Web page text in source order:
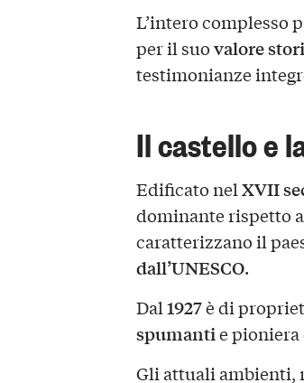
L’intero complesso
per il suovalore
testimonianze
Il castello e
Edificato nelXVII
dominante rispetto
caratterizzano il
dall’UNESCO.
Dal1927è di
spumantie pioniera
Gli attuali ambienti,